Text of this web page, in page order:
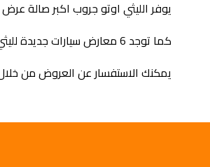
يوفر الليثي اوتو جروب اكبر صالة
كما توجد 6 معارض سيارات جديدة لليثي اوتو جروب داخل القاهرة والجيزة.
يمكنك الاستفسار عن العروض من خلال